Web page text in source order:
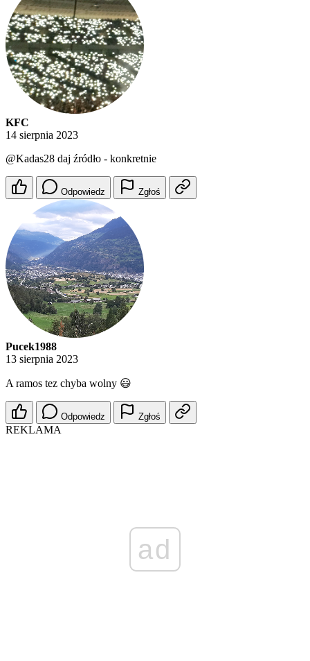
KFC
14 sierpnia 2023
@Kadas28 daj źródło - konkretnie
Odpowiedz Zgłoś
Pucek1988
13 sierpnia 2023
A ramos tez chyba wolny 😃
Odpowiedz Zgłoś
REKLAMA
ad